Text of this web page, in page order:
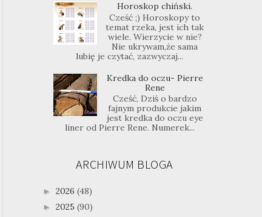
Horoskop chiński.
Cześć ;) Horoskopy to
temat rzeka, jest ich tak
wiele. Wierzycie w nie?
Nie ukrywam,że sama
lubię je czytać, zazwyczaj...
Kredka do oczu- Pierre
Rene
Cześć, Dziś o bardzo
fajnym produkcie jakim
jest kredka do oczu eye
liner od Pierre Rene. Numerek...
ARCHIWUM BLOGA
► 2026 (48)
► 2025 (90)